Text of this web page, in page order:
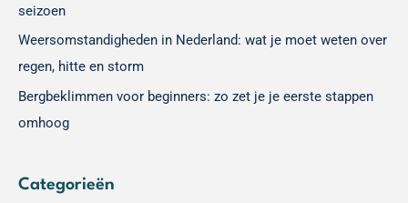
seizoen
Weersomstandigheden in Nederland: wat je moet weten over
regen, hitte en storm
Bergbeklimmen voor beginners: zo zet je je eerste stappen
omhoog
Categorieën